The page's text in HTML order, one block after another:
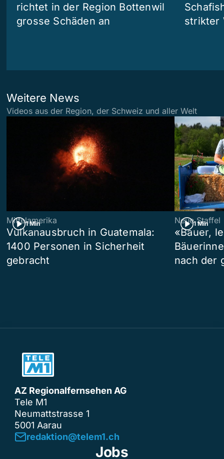
richtet in der Region Bottenwil
grosse Schäden an
strikter
Weitere News
Videos aus der Region, der Schweiz und aller Welt
1 Min
Mittelamerika
Vulkanausbruch in Guatemala:
1400 Personen in Sicherheit
gebracht
1 Min
Neue Staffel
«Bauer,
nach der
AZ Regionalfernsehen AG
Tele M1
Neumattstrasse 1
5001 Aarau
redaktion@telem1.ch
Jobs